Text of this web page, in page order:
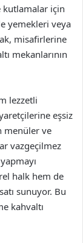
kutlamalar için
yemekleri veya
misafirlerine
mekanlarının
lezzetli
eşsiz
menüler ve
vazgeçilmez
halk hem de
sunuyor. Bu
kahvaltı